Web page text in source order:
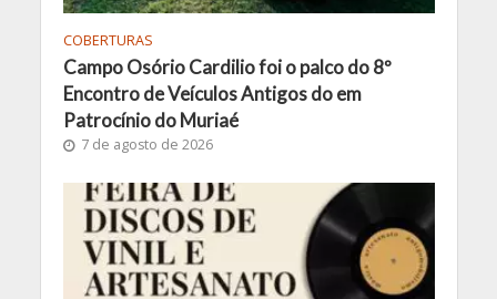
COBERTURAS
Campo Osório Cardilio foi o palco do 8º
Encontro de Veículos Antigos do em
Patrocínio do Muriaé
7 de agosto de 2026